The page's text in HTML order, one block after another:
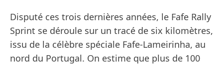
Disputé ces trois dernières années, le Fafe Rally
Sprint se déroule sur un tracé de six kilomètres,
issu de la célèbre spéciale Fafe-Lameirinha, au
nord du Portugal. On estime que plus de 100